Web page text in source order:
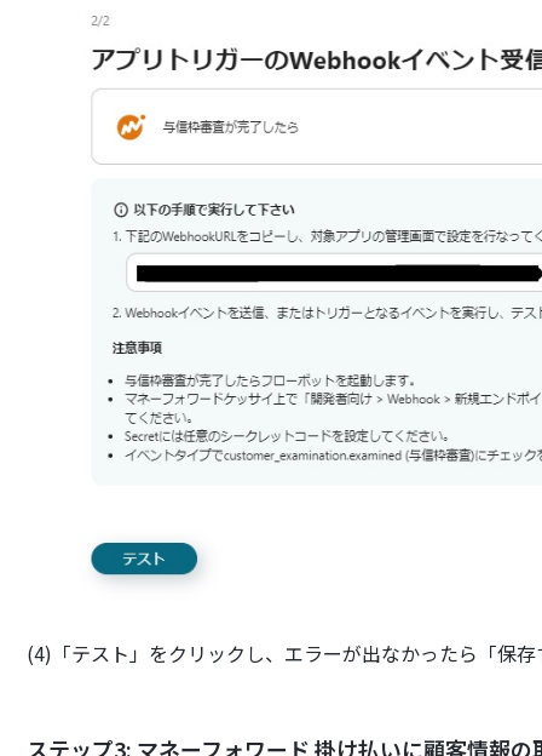
(4)「テスト」をクリックし、エラーが出なかったら「保
ステップ3: マネーフォワード 掛け払いに顧客情報の